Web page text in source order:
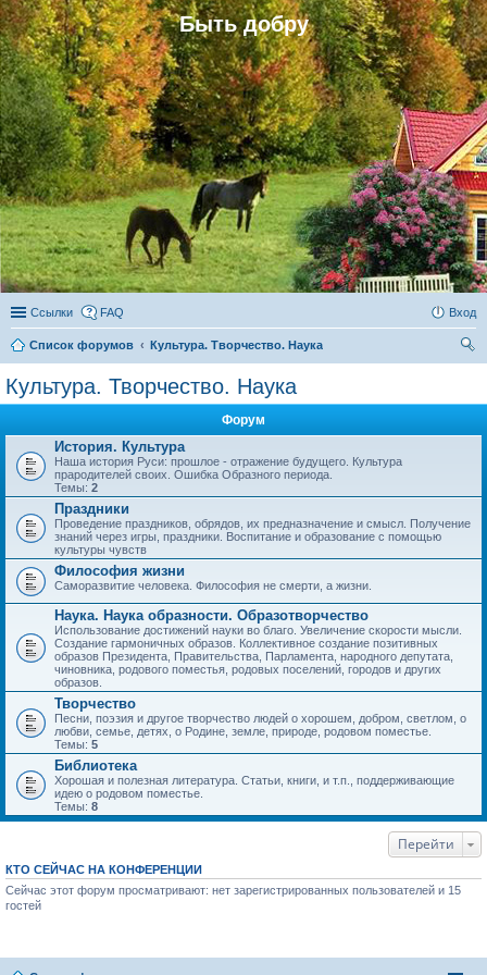
Быть добру
Ссылки FAQ Вход
Список форумов
Культура. Творчество. Наука
Культура. Творчество. Наука
Форум
История. Культура
Наша история Руси: прошлое - отражение будущего. Культура
прародителей своих. Ошибка Образного периода.
Темы: 2
Праздники
Проведение праздников, обрядов, их предназначение и смысл. Получение
знаний через игры, праздники. Воспитание и образование с помощью
культуры чувств
Философия жизни
Саморазвитие человека. Философия не смерти, а жизни.
Наука. Наука образности. Образотворчество
Использование достижений науки во благо. Увеличение скорости мысли.
Создание гармоничных образов. Коллективное создание позитивных
образов Президента, Правительства, Парламента, народного депутата,
чиновника, родового поместья, родовых поселений, городов и других
образов.
Творчество
Песни, поэзия и другое творчество людей о хорошем, добром, светлом, о
любви, семье, детях, о Родине, земле, природе, родовом поместье.
Темы: 5
Библиотека
Хорошая и полезная литература. Статьи, книги, и т.п., поддерживающие
идею о родовом поместье.
Темы: 8
Перейти
КТО СЕЙЧАС НА КОНФЕРЕНЦИИ
Сейчас этот форум просматривают: нет зарегистрированных пользователей и 15
гостей